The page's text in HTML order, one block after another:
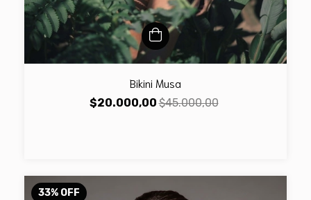
Bikini Musa
$20.000,00$45.000,00
33% OFF